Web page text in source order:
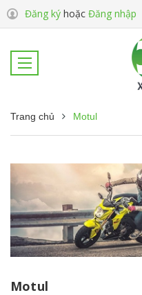
Đăng ký hoặc Đăng nhập
Trang chủ Motul
Motul